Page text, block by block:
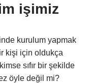
işimiz
kurulum yapmak
kişi için oldukça
sıfır bir şekilde
öyle değil mi?